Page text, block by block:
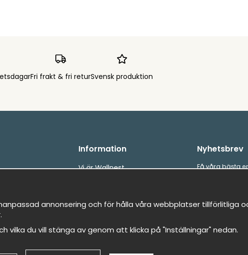
Fri frakt & fri returSvensk produktion
Information
Vi är Wallnest
Nyhetsbrev
Få våra bästa
annonsering och för hålla våra webbplatser tillförlitliga
vilka du vill stänga av genom att klicka på "Inställningar" nedan.